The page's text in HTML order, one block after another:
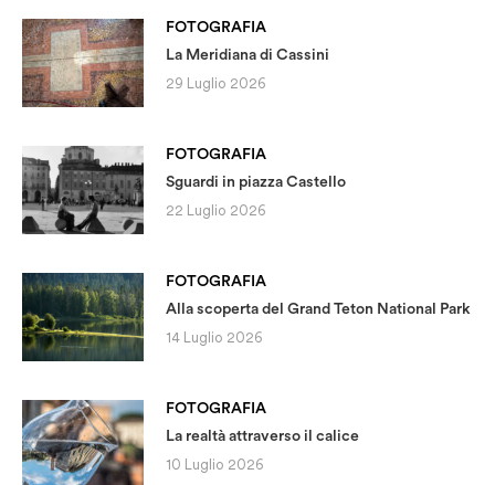
FOTOGRAFIA
La Meridiana di Cassini
29 Luglio 2026
FOTOGRAFIA
Sguardi in piazza Castello
22 Luglio 2026
FOTOGRAFIA
Alla scoperta del Grand Teton National Park
14 Luglio 2026
FOTOGRAFIA
La realtà attraverso il calice
10 Luglio 2026